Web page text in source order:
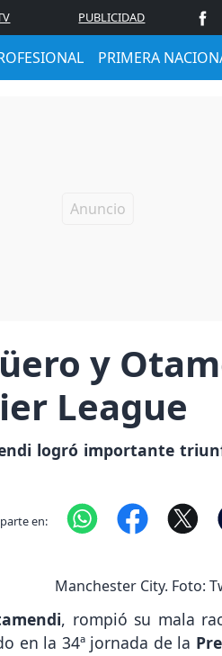
PUBLICIDAD
PRIMERA
y
League
logró importante
en:
Manchester City. Foto:
, rompió su mala
en la 34ª jornada de la